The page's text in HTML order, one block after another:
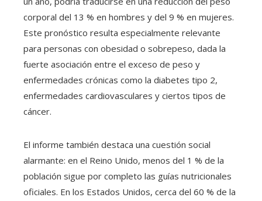
corporal del 13 % en hombres y del 9 % en mujeres.
Este pronóstico resulta especialmente relevante
para personas con obesidad o sobrepeso, dada la
fuerte asociación entre el exceso de peso y
enfermedades crónicas como la diabetes tipo 2,
enfermedades cardiovasculares y ciertos tipos de
cáncer.
El informe también destaca una cuestión social
alarmante: en el Reino Unido, menos del 1 % de la
población sigue por completo las guías nutricionales
oficiales. En los Estados Unidos, cerca del 60 % de la